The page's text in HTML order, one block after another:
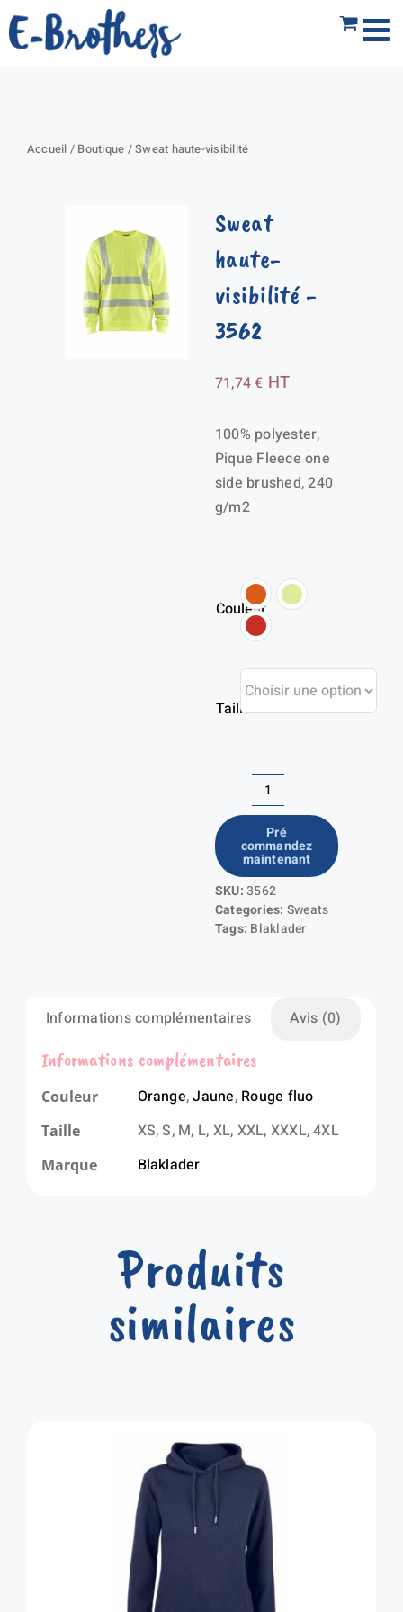
Passer
au
Accueil / Boutique /Sweat haute-visibilité
Sweat
haute-
visibilité-
3562
71,74€ HT
100% polyester,
Pique Fleece one
side brushed, 240
g/m2
Couleur
Taille
quantité
de
Sweat
haute-
visibilité
Pré
commandez
maintenant
SKU:3562
Categories: Sweats
Tags: Blaklader
Informations complémentaires Avis (0)
Informations complémentaires
Couleur Orange,Jaune, Rouge fluo
Taille XS, S, M, L, XL, XXL, XXXL, 4XL
Marque Blaklader
Produits
similaires